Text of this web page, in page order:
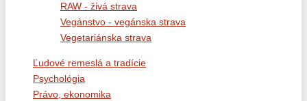
RAW - živá strava
Vegánstvo - vegánska strava
Vegetariánska strava
Ľudové remeslá a tradície
Psychológia
Právo, ekonomika